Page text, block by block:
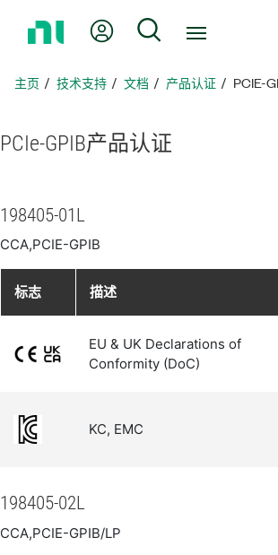
页
我的账户 搜索
主页 技术支持 文档 产品认证 PCIE-
PCIe-GPIB产品认证
198405-01L
CCA,PCIE-GPIB
标志 描述
EU & UK Declarations of
Conformity (DoC)
KC, EMC
198405-02L
CCA,PCIE-GPIB/LP